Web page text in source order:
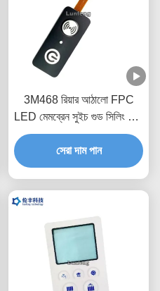
3M468 রিয়ার আঠালো FPC
LED মেমব্রেন সুইচ গুড সিলিং 1.0
মিমি পিচ
সেরা দাম পান